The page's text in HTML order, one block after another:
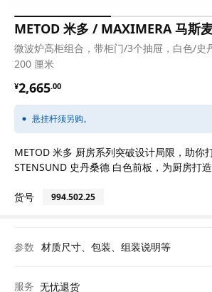
METOD 米多 / MAXIMERA 马斯
微波炉高柜组合，带柜门/3个抽屉，白色/史
200 厘米
¥2,665.00
¥ 2665.00
悬挂杆须另购。
METOD 米多 厨房系列突破设计局限，助你
STENSUND 史丹桑德 白色前板，为厨房打造
货号 994.502.25
参数 材质尺寸、包装、组装说明等
服务 无忧退货